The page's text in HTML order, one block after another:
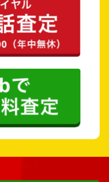
南魚沼郡 湯沢町
刈羽郡 刈羽村
岩船郡 粟島浦村